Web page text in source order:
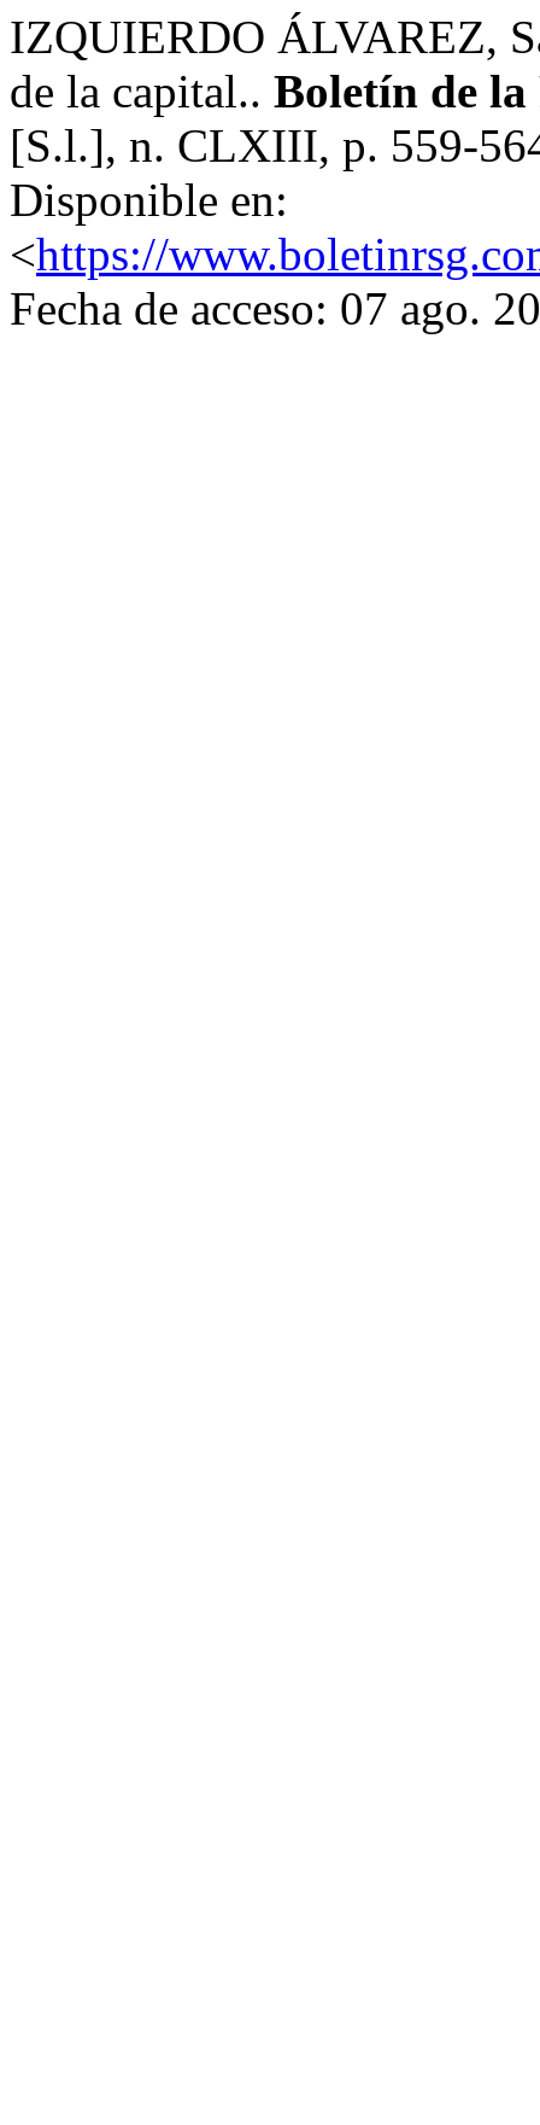
IZQUIERDO ÁLVAREZ,
de la capital.. Boletín de la
[S.l.], n. CLXIII, p. 559-
Disponible en:
<https://
Fecha de acceso: 07 ago.